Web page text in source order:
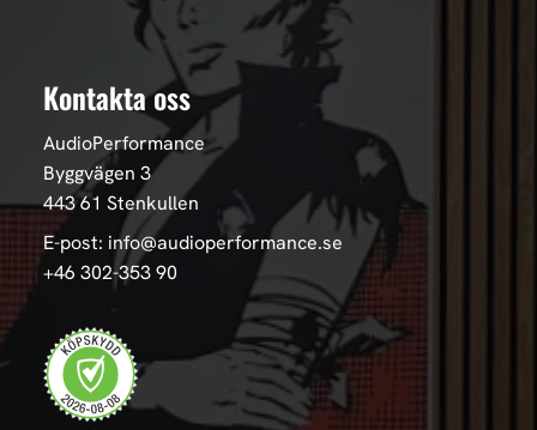
Kontakta oss
AudioPerformance
Byggvägen 3
443 61 Stenkullen
E-post: info@audioperformance.se
+46 302-353 90